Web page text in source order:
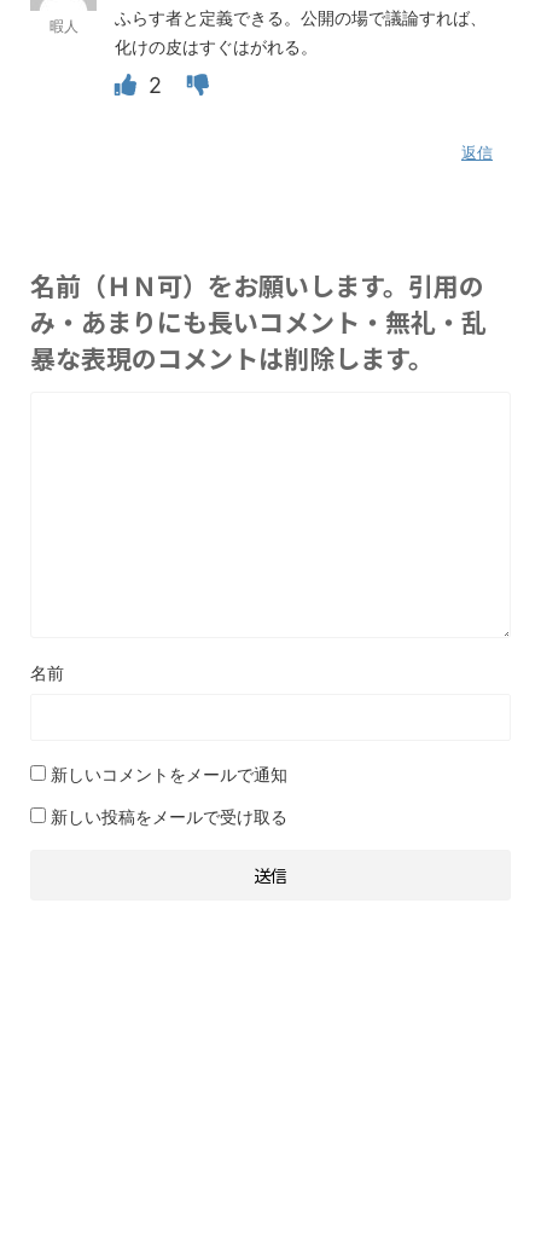
暇人
ふらす者と定義できる。公開の場で議論すれば、
化けの皮はすぐはがれる。
2
返信
名前（ＨＮ可）をお願いします。引用の
み・あまりにも長いコメント・無礼・乱
暴な表現のコメントは削除します。
名前
新しいコメントをメールで通知
新しい投稿をメールで受け取る